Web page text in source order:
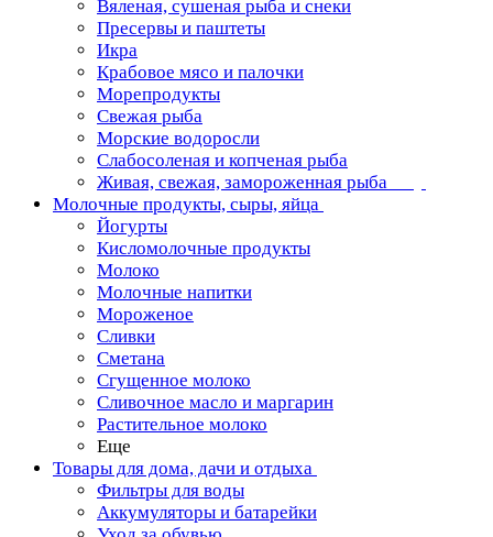
Вяленая, сушеная рыба и снеки
Пресервы и паштеты
Икра
Крабовое мясо и палочки
Морепродукты
Свежая рыба
Морские водоросли
Слабосоленая и копченая рыба
Живая, свежая, замороженная рыба
Молочные продукты, сыры, яйца
Йогурты
Кисломолочные продукты
Молоко
Молочные напитки
Мороженое
Сливки
Сметана
Сгущенное молоко
Сливочное масло и маргарин
Растительное молоко
Еще
Товары для дома, дачи и отдыха
Фильтры для воды
Аккумуляторы и батарейки